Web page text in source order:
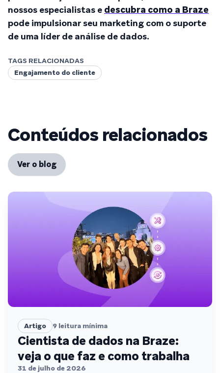
nossos especialistas e descubra como a Braze
pode impulsionar seu marketing com o suporte
de uma líder de análise de dados.
TAGS RELACIONADAS
Engajamento do cliente
Conteúdos relacionados
Ver o blog
Artigo 9 leitura mínima
Cientista de dados na Braze:
veja o que faz e como trabalha
31 de julho de 2026